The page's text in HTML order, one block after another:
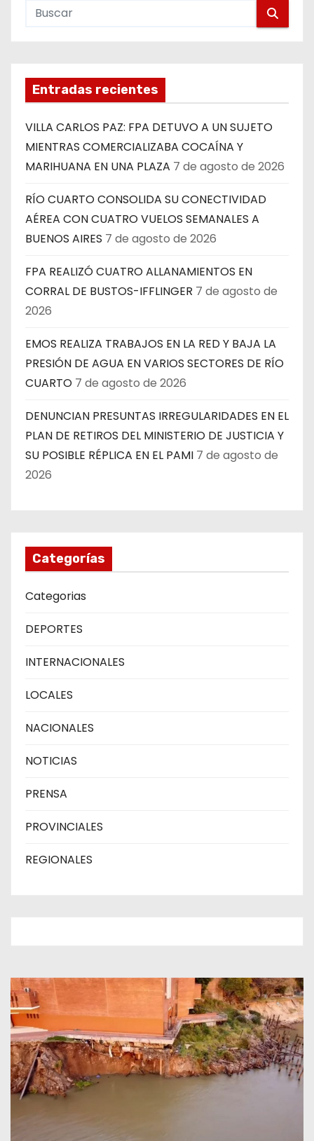
Entradas recientes
VILLA CARLOS PAZ: FPA DETUVO A UN SUJETO
MIENTRAS COMERCIALIZABA COCAÍNA Y
MARIHUANA EN UNA PLAZA 7 de agosto de 2026
RÍO CUARTO CONSOLIDA SU CONECTIVIDAD
AÉREA CON CUATRO VUELOS SEMANALES A
BUENOS AIRES 7 de agosto de 2026
FPA REALIZÓ CUATRO ALLANAMIENTOS EN
CORRAL DE BUSTOS-IFFLINGER 7 de agosto de
2026
EMOS REALIZA TRABAJOS EN LA RED Y BAJA LA
PRESIÓN DE AGUA EN VARIOS SECTORES DE RÍO
CUARTO 7 de agosto de 2026
DENUNCIAN PRESUNTAS IRREGULARIDADES EN EL
PLAN DE RETIROS DEL MINISTERIO DE JUSTICIA Y
SU POSIBLE RÉPLICA EN EL PAMI 7 de agosto de
2026
Categorías
Categorias
DEPORTES
INTERNACIONALES
LOCALES
NACIONALES
NOTICIAS
PRENSA
PROVINCIALES
REGIONALES